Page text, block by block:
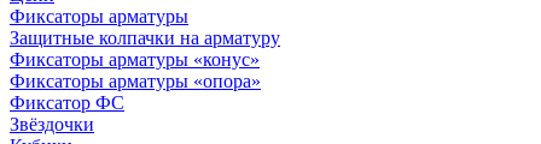
Фиксаторы арматуры
Защитные колпачки на арматуру
Фиксаторы арматуры «конус»
Фиксаторы арматуры «опора»
Фиксатор ФС
Звёздочки